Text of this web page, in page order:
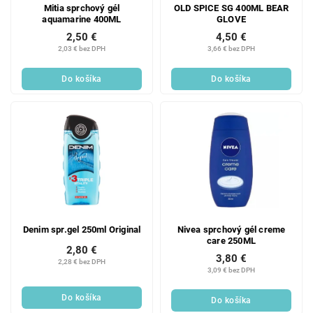
Mitia sprchový gél
aquamarine 400ML
2,03 € bez DPH
2,50 €
Do košíka
OLD SPICE SG 400ML BEAR
GLOVE
3,66 € bez DPH
4,50 €
Do košíka
Denim spr.gel 250ml Original
2,28 € bez DPH
2,80 €
Do košíka
Nivea sprchový gél creme
care 250ML
3,09 € bez DPH
3,80 €
Do košíka